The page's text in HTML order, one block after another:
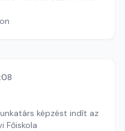
képzést indít az
Főiskola